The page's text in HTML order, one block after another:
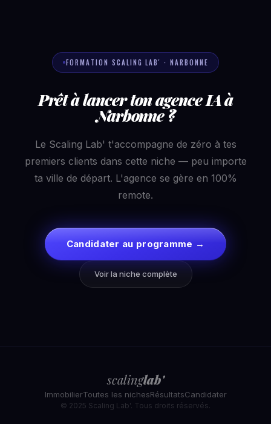
FORMATION SCALING LAB' · NARBONNE
Prêt à lancer ton agence IA à
Narbonne ?
Le Scaling Lab' t'accompagne de zéro à tes
premiers clients dans cette niche — peu importe
ta ville de départ. L'agence se gère en 100%
remote.
Candidater au programme →
Voir la niche complète
scalinglab'
ImmobilierToutes les nichesRésultatsCandidater
© 2025 Scaling Lab'. Tous droits réservés.